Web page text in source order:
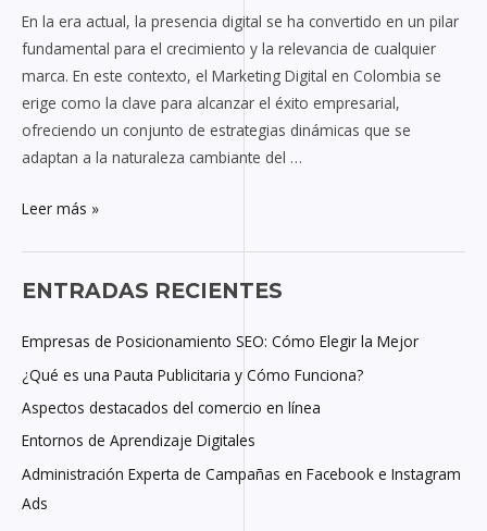
En la era actual, la presencia digital se ha convertido en un pilar
fundamental para el crecimiento y la relevancia de cualquier
marca. En este contexto, el Marketing Digital en Colombia se
erige como la clave para alcanzar el éxito empresarial,
ofreciendo un conjunto de estrategias dinámicas que se
adaptan a la naturaleza cambiante del …
Leer más »
ENTRADAS RECIENTES
Empresas de Posicionamiento SEO: Cómo Elegir la Mejor
¿Qué es una Pauta Publicitaria y Cómo Funciona?
Aspectos destacados del comercio en línea
Entornos de Aprendizaje Digitales
Administración Experta de Campañas en Facebook e Instagram
Ads